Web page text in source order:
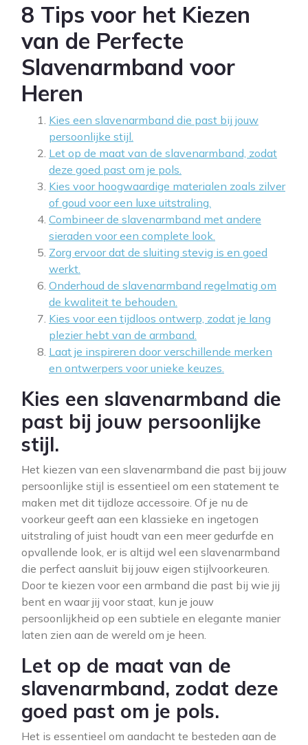
8 Tips voor het Kiezen
van de Perfecte
Slavenarmband voor
Heren
Kies een slavenarmband die past bij jouw
persoonlijke stijl.
Let op de maat van de slavenarmband, zodat
deze goed past om je pols.
Kies voor hoogwaardige materialen zoals zilver
of goud voor een luxe uitstraling.
Combineer de slavenarmband met andere
sieraden voor een complete look.
Zorg ervoor dat de sluiting stevig is en goed
werkt.
Onderhoud de slavenarmband regelmatig om
de kwaliteit te behouden.
Kies voor een tijdloos ontwerp, zodat je lang
plezier hebt van de armband.
Laat je inspireren door verschillende merken
en ontwerpers voor unieke keuzes.
Kies een slavenarmband die
past bij jouw persoonlijke
stijl.
Het kiezen van een slavenarmband die past bij jouw
persoonlijke stijl is essentieel om een statement te
maken met dit tijdloze accessoire. Of je nu de
voorkeur geeft aan een klassieke en ingetogen
uitstraling of juist houdt van een meer gedurfde en
opvallende look, er is altijd wel een slavenarmband
die perfect aansluit bij jouw eigen stijlvoorkeuren.
Door te kiezen voor een armband die past bij wie jij
bent en waar jij voor staat, kun je jouw
persoonlijkheid op een subtiele en elegante manier
laten zien aan de wereld om je heen.
Let op de maat van de
slavenarmband, zodat deze
goed past om je pols.
Het is essentieel om aandacht te besteden aan de